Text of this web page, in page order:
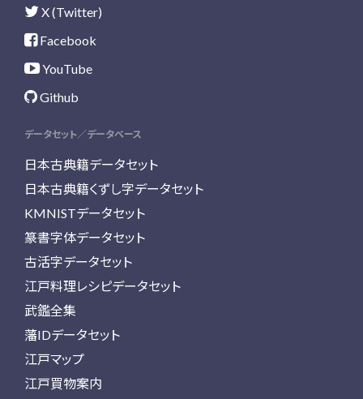
X (Twitter)
Facebook
YouTube
Github
データセット／データベース
日本古典籍データセット
日本古典籍くずし字データセット
KMNISTデータセット
篆書字体データセット
古活字データセット
江戸料理レシピデータセット
武鑑全集
藩IDデータセット
江戸マップ
江戸買物案内